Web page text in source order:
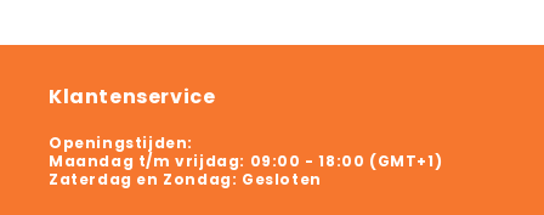
Klantenservice
Openingstijden:
Maandag t/m vrijdag: 09:00 - 18:00 (GMT+1)
Zaterdag en Zondag: Gesloten